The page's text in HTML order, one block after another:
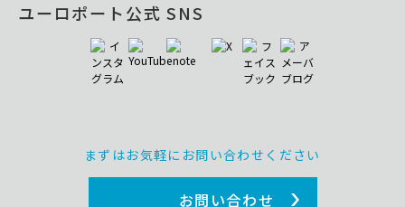
ユーロポート公式 SNS
まずはお気軽にお問い合わせください
お問い合わせ